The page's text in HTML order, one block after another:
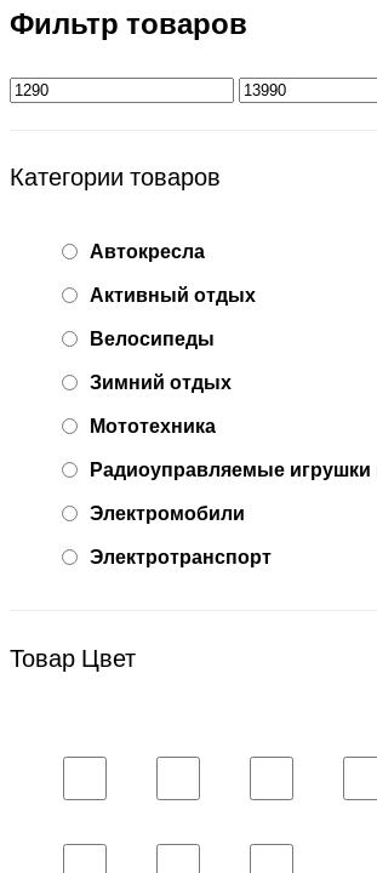
Фильтр товаров
Категории товаров
Автокресла
Активный отдых
Велосипеды
Зимний отдых
Мототехника
Радиоуправляемые игрушки
Электромобили
Электротранспорт
Товар Цвет